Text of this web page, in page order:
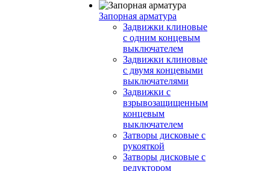
Запорная арматура
Задвижки клиновые
с одним концевым
выключателем
Задвижки клиновые
с двумя концевыми
выключателями
Задвижки с
взрывозащищенным
концевым
выключателем
Затворы дисковые с
рукояткой
Затворы дисковые с
редуктором